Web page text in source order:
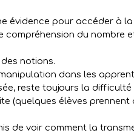
évidence pour accéder à
du
notions.
dans les
reste toujours la
(quelques élèves
de voir comment la